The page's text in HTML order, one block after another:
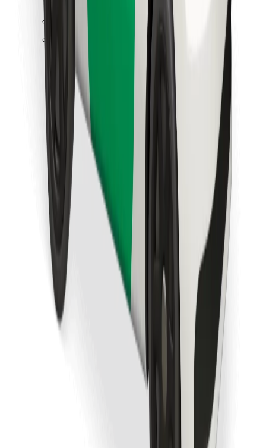
Objevte své oblíbené jídlo!
Stáhněte si aplikaci Bolt Food